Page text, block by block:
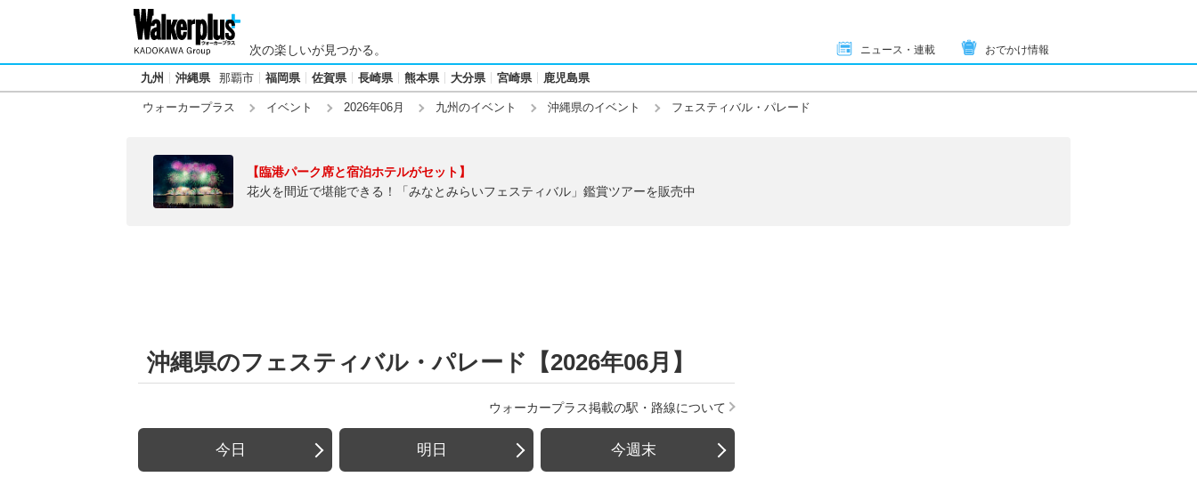
次の楽しいが見つかる。 ニュース・連載 おでかけ情報
九州 沖縄県 那覇市 福岡県 佐賀県 長崎県 熊本県 大分県 宮崎県 鹿児島県
ウォーカープラス イベント 2026年06月 九州のイベント 沖縄県のイベント フェスティバル・パレード
【臨港パーク席と宿泊ホテルがセット】
花火を間近で堪能できる！「みなとみらいフェスティバル」鑑賞ツアーを販売中
沖縄県のフェスティバル・パレード【2026年06月】
ウォーカープラス掲載の駅・路線について
今日 明日 今週末